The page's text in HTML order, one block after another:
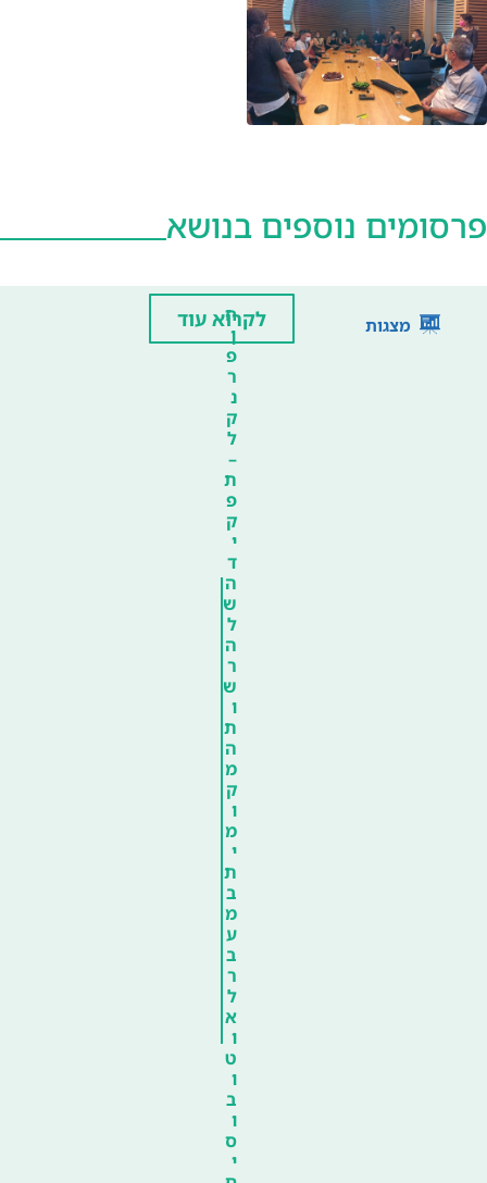
פרסומים נוספים בנושא
מצגות
ח
ן
פ
ר
נ
ק
ל
–
ת
פ
ק
י
ד
ה
ש
ל
ה
ר
ש
ו
ת
ה
מ
ק
ו
מ
י
ת
ב
מ
ע
ב
ר
ל
א
ו
ט
ו
ב
ו
ס
י
לקרוא עוד